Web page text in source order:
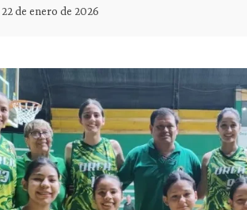
22 de enero de 2026